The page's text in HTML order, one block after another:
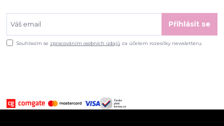
Přihlásit se
Souhlasím se zpracováním osobních údajů za účelem rozesílky newsletteru.